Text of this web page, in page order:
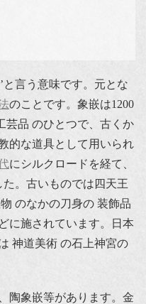
と言う意味です。元とな
のことです。象嵌は1200
芸品 のひとつで、古くか
的な道具として用いられ
にシルクロードを経て、
。古いものでは四天王
のなかの刀身の 装飾品
に施されています。日本
神道美術 の石上神宮の
陶象嵌等があります。金